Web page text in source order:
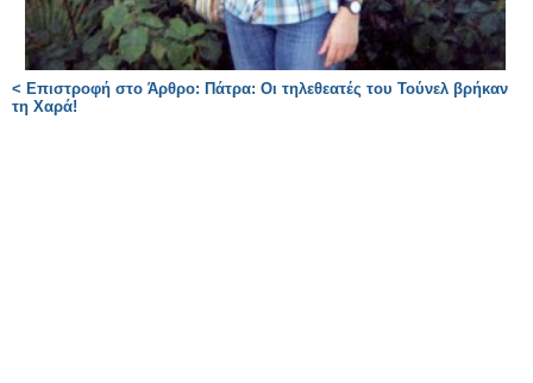
< Επιστροφή στο Άρθρο: Πάτρα: Oι τηλεθεατές του Τούνελ βρήκαν
τη Χαρά!